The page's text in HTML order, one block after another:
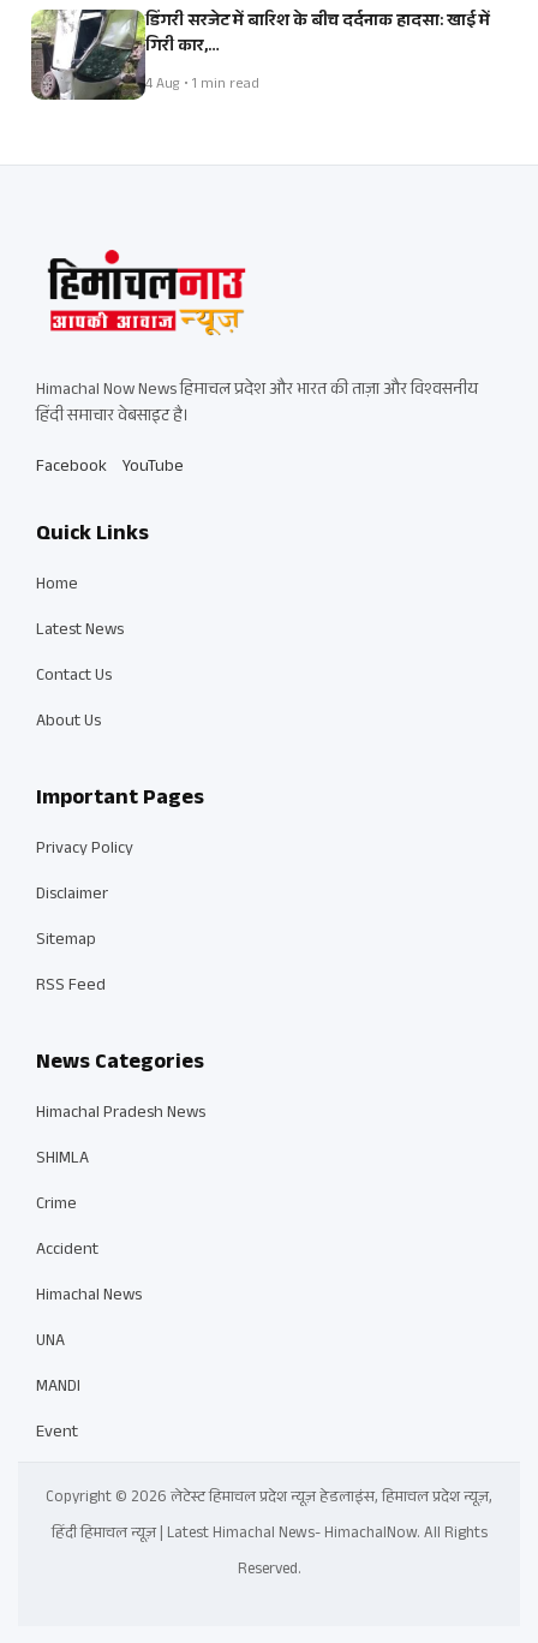
डिंगरी सरजेट में बारिश के बीच दर्दनाक हादसा: खाई में
गिरी कार,…
4 Aug • 1 min read
Himachal Now News हिमाचल प्रदेश और भारत की ताज़ा और विश्वसनीय
हिंदी समाचार वेबसाइट है।
Facebook YouTube
Quick Links
Home
Latest News
Contact Us
About Us
Important Pages
Privacy Policy
Disclaimer
Sitemap
RSS Feed
News Categories
Himachal Pradesh News
SHIMLA
Crime
Accident
Himachal News
UNA
MANDI
Event
Copyright © 2026 लेटेस्ट हिमाचल प्रदेश न्यूज़ हेडलाइंस, हिमाचल प्रदेश न्यूज़,
हिंदी हिमाचल न्यूज़ | Latest Himachal News- HimachalNow. All Rights
Reserved.